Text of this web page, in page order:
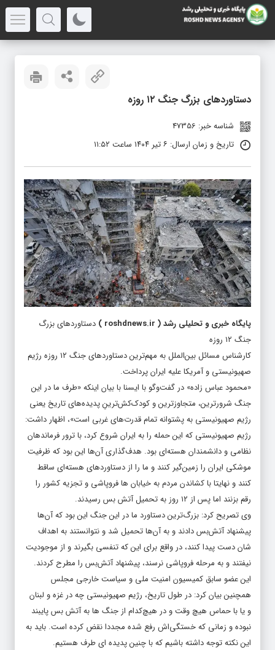
دستاوردهای بزرگ جنگ ۱۲ روزه
شناسه خبر: 47356
تاریخ و زمان ارسال: ۶ تیر ۱۴۰۴ ساعت ۱۱:۵۲
پایگاه خبری و تحلیلی رشد(
roshdnews.ir
) دستاوردهای بزرگ
جنگ ۱۲ روزه
کارشناس مسائل بین‌الملل به مهم‌ترین دستاوردهای جنگ ۱۲ روزه رژیم
صهیونیستی و آمریکا علیه ایران پرداخت.
«محمود عباس زاده» در گفت‌وگو با ایسنا با بیان اینکه «طرف‌ ما در این
جنگ شرورترین، متجاوزترین و کودک‌کش‌ترینِ پدیده‌های تاریخ یعنی
رژیم صهیونیستی به پشتوانه تمام قدرت‌های غربی است»، اظهار داشت:
رژیم صهیونیستی که این حمله را به ایران شروع کرد، با ترور فرماندهان
نظامی و دانشمندان هسته‌ای بود. هدف‌گذاری آن‌ها این بود که ظرفیت
موشکی ایران را زمین‌گیر کنند و ما را از دستاوردهای هسته‌ای ساقط
کنند و نهایتا با کشاندن مردم به خیابان ها فروپاشی و تجزیه کشور را
رقم بزنند اما پس از ۱۲ روز به تحمیل آتش بس رسیدند.
وی تصریح کرد: بزرگ‌ترین دستاورد ما در این جنگ این بود که آن‌ها
پیشنهاد آتش‌بس دادند و به آن‌ها تحمیل شد و نتوانستند به اهداف
شان دست پیدا کنند، در واقع برای این که تنفسی بگیرند و از موجودیت
نیفتند و به مرحله فروپاشی نرسند، پیشنهاد آتش‌بس را مطرح کردند.
این عضو سابق کمیسیون امنیت ملی و سیاست خارجی مجلس
همچنین بیان کرد: در طول تاریخ، رژیم صهیونیستی چه در غزه و لبنان
و یا با حماس هیچ وقت و در هیچ‌کدام از جنگ ها به آتش بس پایبند
نبوده و زمانی که خستگی‌اش رفع شده مجددا نقض کرده است. باید به
این نکته توجه داشته باشیم که با چنین پدیده ای طرف هستیم.